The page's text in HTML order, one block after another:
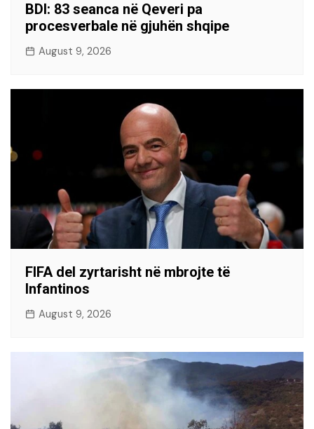
BDI: 83 seanca në Qeveri pa
procesverbale në gjuhën shqipe
August 9, 2026
FIFA del zyrtarisht në mbrojte të
Infantinos
August 9, 2026